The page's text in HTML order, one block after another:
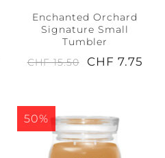
Enchanted Orchard
Signature Small
Tumbler
CHF 15.50
CHF 7.75
50%